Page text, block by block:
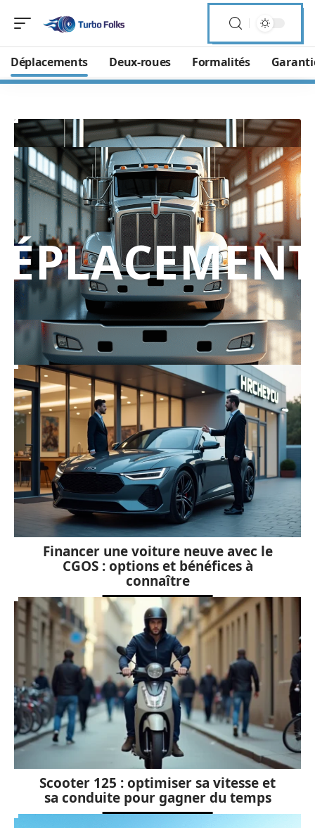
Déplacements Deux-roues Formalités
Les meilleures pratiques pour
entretenir un poids lourd d’occasion
Financer une voiture neuve avec le
CGOS : options et bénéfices à
connaître
Scooter 125 : optimiser sa vitesse et
sa conduite pour gagner du temps